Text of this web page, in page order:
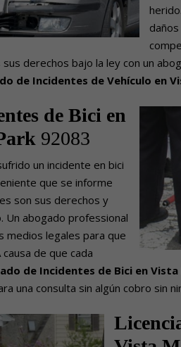
derechos bajo la ley con un
de Incidentes de Vehículo en
de Bici en
92083
un incidente en bici
que se informe
son sus derechos y
Un abogado professional
medios legales para que
de que cada
de Incidentes de Bici en
una consulta sin algún cobro sin